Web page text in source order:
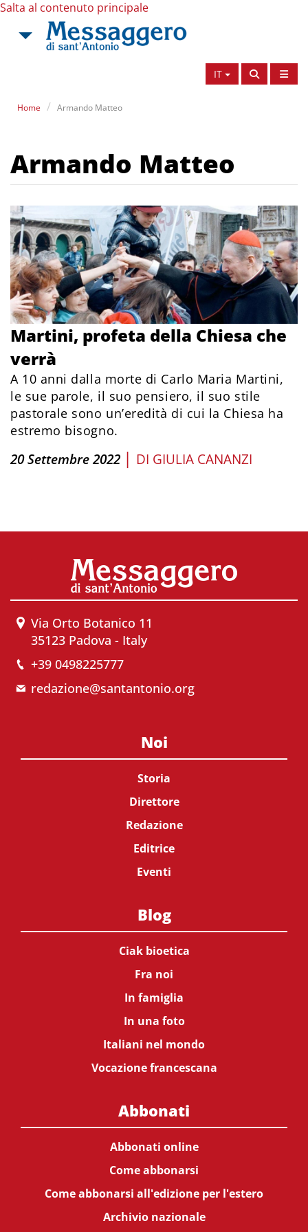
Salta al contenuto principale
IT
Home Armando Matteo
Armando Matteo
Martini, profeta della Chiesa che
verrà
A 10 anni dalla morte di Carlo Maria Martini,
le sue parole, il suo pensiero, il suo stile
pastorale sono un’eredità di cui la Chiesa ha
estremo bisogno.
20 Settembre 2022 | DI GIULIA CANANZI
Via Orto Botanico 11
35123 Padova - Italy
+39 0498225777
redazione@santantonio.org
Noi
Storia
Direttore
Redazione
Editrice
Eventi
Blog
Ciak bioetica
Fra noi
In famiglia
In una foto
Italiani nel mondo
Vocazione francescana
Abbonati
Abbonati online
Come abbonarsi
Come abbonarsi all'edizione per l'estero
Archivio nazionale